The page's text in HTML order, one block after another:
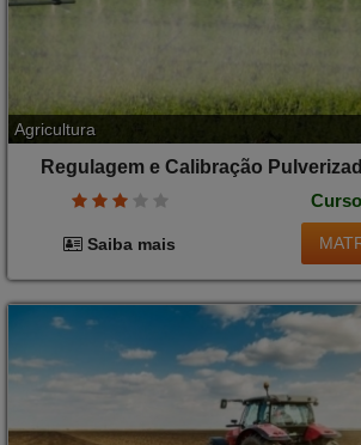
Agricultura
Regulagem e Calibração
Saiba mais